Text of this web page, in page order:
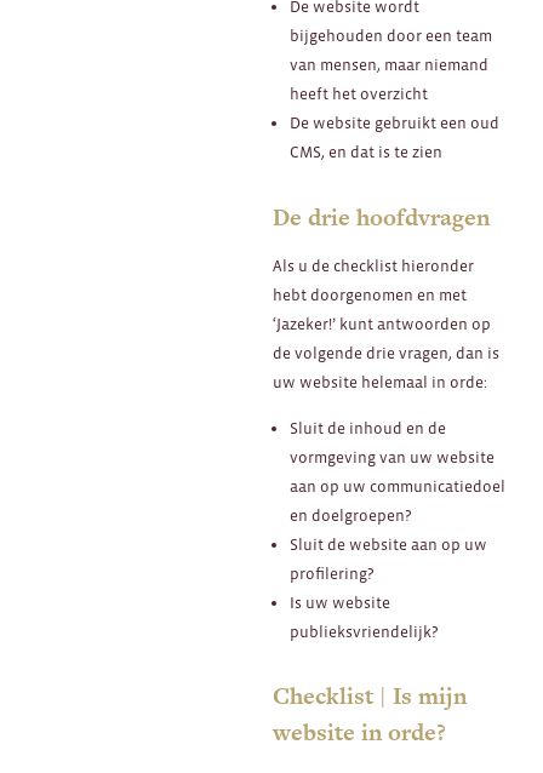
De website wordt
bijgehouden door een team
van mensen, maar niemand
heeft het overzicht
De website gebruikt een oud
CMS, en dat is te zien
De drie hoofdvragen
Als u de checklist hieronder
hebt doorgenomen en met
‘Jazeker!’ kunt antwoorden op
de volgende drie vragen, dan is
uw website helemaal in orde:
Sluit de inhoud en de
vormgeving van uw website
aan op uw communicatiedoel
en doelgroepen?
Sluit de website aan op uw
profilering?
Is uw website
publieksvriendelijk?
Checklist | Is mijn
website in orde?